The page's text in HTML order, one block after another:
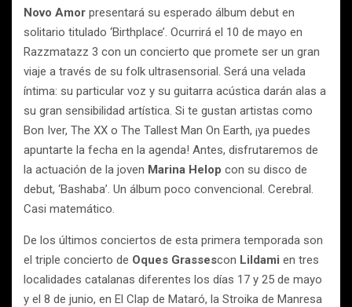
Novo Amor presentará su esperado álbum debut en
solitario titulado ‘Birthplace’. Ocurrirá el 10 de mayo en
Razzmatazz 3 con un concierto que promete ser un gran
viaje a través de su folk ultrasensorial. Será una velada
íntima: su particular voz y su guitarra acústica darán alas a
su gran sensibilidad artística. Si te gustan artistas como
Bon Iver, The XX o The Tallest Man On Earth, ¡ya puedes
apuntarte la fecha en la agenda! Antes, disfrutaremos de
la actuación de la joven Marina Helop con su disco de
debut, ‘Bashaba’. Un álbum poco convencional. Cerebral.
Casi matemático.
De los últimos conciertos de esta primera temporada son
el triple concierto de Oques Grassescon Lildami en tres
localidades catalanas diferentes los días 17 y 25 de mayo
y el 8 de junio, en El Clap de Mataró, la Stroika de Manresa